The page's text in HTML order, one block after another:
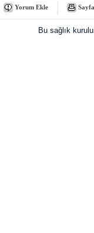
Yorum Ekle
Bu sağlık